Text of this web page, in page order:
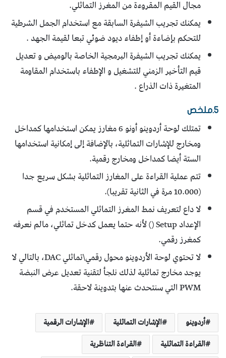
مجال القيم المقروءة من المغرز التماثلي.
يمكنك تجريب الشيفرة السابقة مع استخدام الجمل الشرطية
للتحكم بإضاءة أو إطفاء ديود ضوئي تبعا لقيمة الجهد .
يمكنك تجريب الشيفرة البرمجية الخاصة بالوميض و تعديل
قيم التأخير الزمني للتشغيل و الإطفاء باستخدام المقاومة
المتغيرة ذات الذراع .
5.ملخص
تمتلك لوحة أردوينو أونو 6 مغارز يمكن استخدامها كمداخل
ومخارج للإشارات التماثلية، بالإضافة إلى إمكانية استخدامها
الستة أيضا كمداخل ومخارج رقمية.
تتم عملية القراءة على المغارز التماثلية بشكل سريع جدا
(10.000 مرة في الثانية تقريبا).
لا داع لتعريف نمط المغرز التماثلي المستخدم في قسم
الإعداد Setup () لأنه حتما يعمل كدخل تماثلي، مالم نعرفه
كمغرز رقمي.
لا تحتوي لوحة الأردوينو محول رقمي\تماثلي DAC، بالتالي لا
يوجد مخارج تماثلية لذلك نلجأ لتقنية تعديل عرض النبضة
PWM التي سنتحدث عنها بتدوينة لاحقة.
أردوينو الإشارات التماثلية
الإشارات الرقمية
القراءة التماثلية
القراءة التناظرية